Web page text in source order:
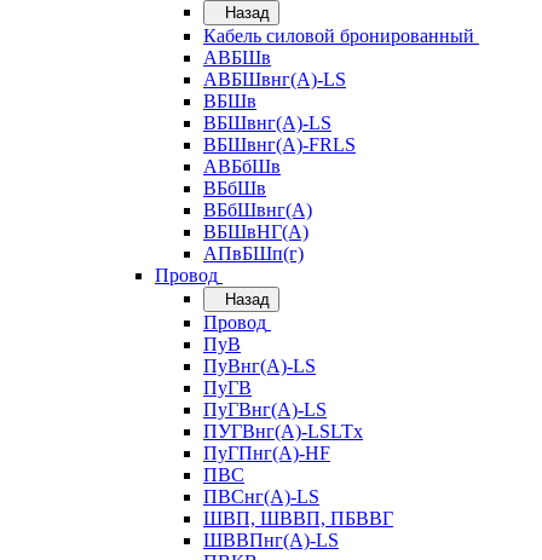
Назад
Кабель силовой бронированный
АВБШв
АВБШвнг(А)-LS
ВБШв
ВБШвнг(А)-LS
ВБШвнг(А)-FRLS
АВБбШв
ВБбШв
ВБбШвнг(А)
ВБШвНГ(А)
АПвБШп(г)
Провод
Назад
Провод
ПуВ
ПуВнг(А)-LS
ПуГВ
ПуГВнг(А)-LS
ПУГВнг(А)-LSLTx
ПуГПнг(А)-HF
ПВС
ПВСнг(А)-LS
ШВП, ШВВП, ПБВВГ
ШВВПнг(А)-LS